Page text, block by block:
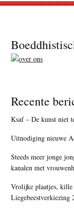
Footer
Recente
Ksaf – De kunst niet
Uitnodiging nieuwe
Steeds meer jonge
kanalen met
Vrolijke plaatjes,
Liegebeestverkiezing